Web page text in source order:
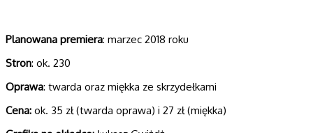
Planowana premiera: marzec 2018 roku
Stron: ok. 230
Oprawa: twarda oraz miękka ze skrzydełkami
Cena: ok. 35 zł (twarda oprawa) i 27 zł (miękka)